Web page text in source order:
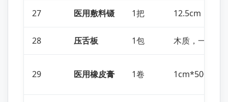
27 医用敷料镊 1把 12.5cm
28 压舌板 1包 木质，一次性
29 医用橡皮膏 1卷 1cm*500cm